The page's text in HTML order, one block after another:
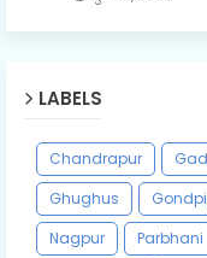
LABELS
Chandrapur
Ghughus
Nagpur
Parbhani